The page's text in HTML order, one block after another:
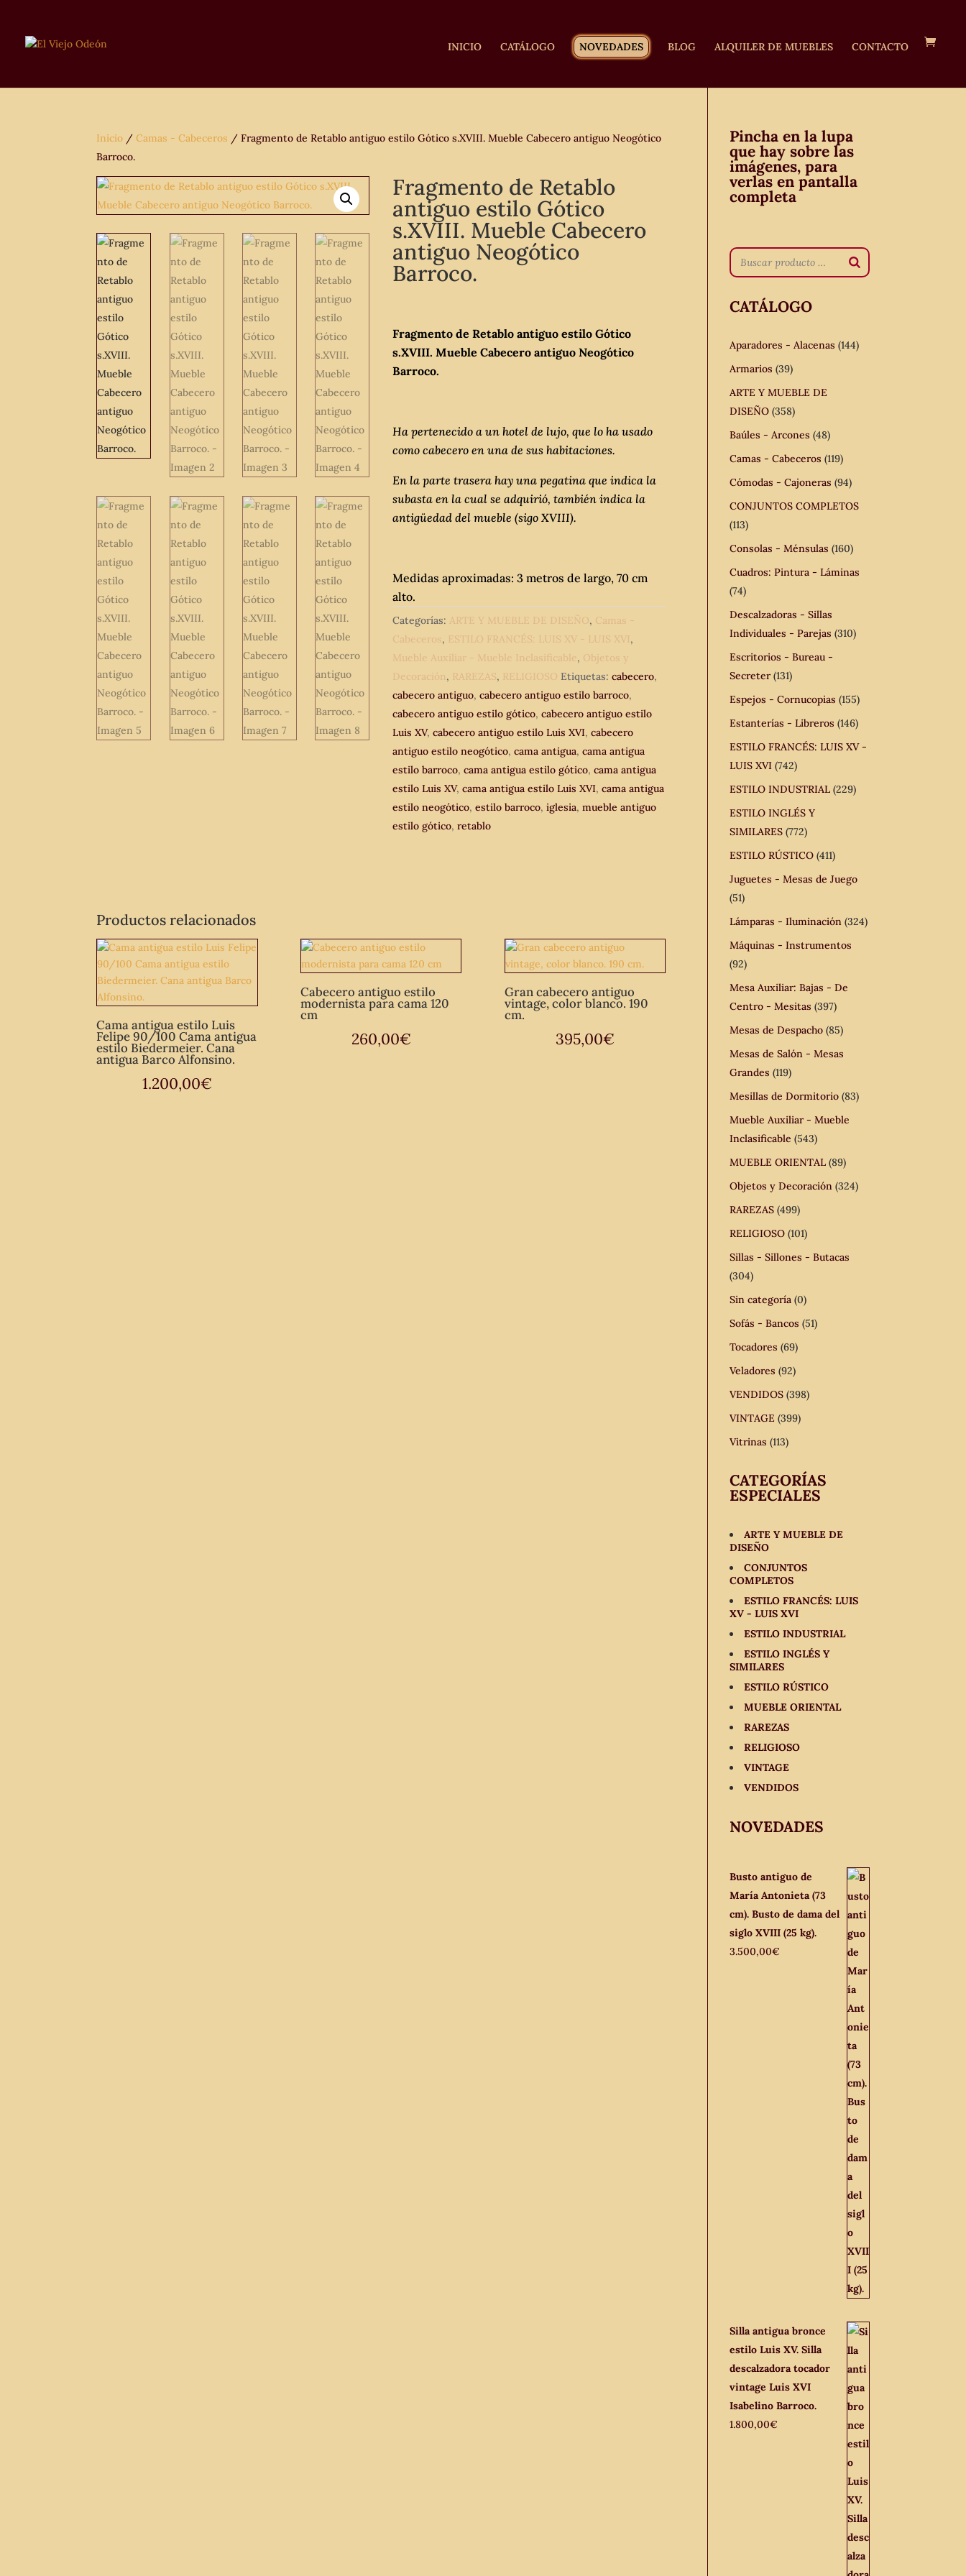
INICIO CATÁLOGO NOVEDADES BLOG ALQUILER DE MUEBLES CONTACTO
Inicio /Camas - Cabeceros / Fragmento de Retablo antiguo estilo Gótico s.XVIII. Mueble Cabecero antiguo Neogótico
Barroco.
Fragmento de Retablo
antiguo estilo Gótico
s.XVIII. Mueble Cabecero
antiguo Neogótico
Barroco.
Fragmento de Retablo antiguo estilo Gótico
s.XVIII. Mueble Cabecero antiguo Neogótico
Barroco.
Ha pertenecido a un hotel de lujo, que lo ha usado
como cabecero en una de sus habitaciones.
En la parte trasera hay una pegatina que indica la
subasta en la cual se adquirió, también indica la
antigüedad del mueble (sigo XVIII).
Medidas aproximadas: 3 metros de largo, 70 cm
alto.
Categorías: ARTE Y MUEBLE DE DISEÑO, Camas -
Cabeceros, ESTILO FRANCÉS: LUIS XV - LUIS XVI,
Mueble Auxiliar - Mueble Inclasificable, Objetos y
Decoración, RAREZAS, RELIGIOSO Etiquetas:cabecero,
cabecero antiguo,cabecero antiguo estilo barroco,
cabecero antiguo estilo gótico,cabecero antiguo estilo
Luis XV,cabecero antiguo estilo Luis XVI,cabecero
antiguo estilo neogótico,cama antigua,cama antigua
estilo barroco,cama antigua estilo gótico,cama antigua
estilo Luis XV,cama antigua estilo Luis XVI,cama antigua
estilo neogótico,estilo barroco,iglesia,mueble antiguo
estilo gótico,retablo
Productos relacionados
Cama antigua estilo Luis
Felipe 90/100 Cama antigua
estilo Biedermeier. Cana
antigua Barco Alfonsino.
1.200,00€
Cabecero antiguo estilo
modernista para cama 120
cm
260,00€
Gran cabecero antiguo
vintage, color blanco. 190
cm.
395,00€
Pincha en la lupa
que hay sobre las
imágenes, para
verlas en pantalla
completa
CATÁLOGO
Aparadores - Alacenas (144)
Armarios (39)
ARTE Y MUEBLE DE
DISEÑO (358)
Baúles - Arcones (48)
Camas - Cabeceros (119)
Cómodas - Cajoneras (94)
CONJUNTOS COMPLETOS
(113)
Consolas - Ménsulas (160)
Cuadros: Pintura - Láminas
(74)
Descalzadoras - Sillas
Individuales - Parejas (310)
Escritorios - Bureau -
Secreter (131)
Espejos - Cornucopias (155)
Estanterías - Libreros (146)
ESTILO FRANCÉS: LUIS XV -
LUIS XVI (742)
ESTILO INDUSTRIAL (229)
ESTILO INGLÉS Y
SIMILARES (772)
ESTILO RÚSTICO (411)
Juguetes - Mesas de Juego
(51)
Lámparas - Iluminación (324)
Máquinas - Instrumentos
(92)
Mesa Auxiliar: Bajas - De
Centro - Mesitas (397)
Mesas de Despacho (85)
Mesas de Salón - Mesas
Grandes (119)
Mesillas de Dormitorio (83)
Mueble Auxiliar - Mueble
Inclasificable (543)
MUEBLE ORIENTAL (89)
Objetos y Decoración (324)
RAREZAS (499)
RELIGIOSO (101)
Sillas - Sillones - Butacas
(304)
Sin categoría (0)
Sofás - Bancos (51)
Tocadores (69)
Veladores (92)
VENDIDOS (398)
VINTAGE (399)
Vitrinas (113)
CATEGORÍAS
ESPECIALES
ARTE Y MUEBLE DE
DISEÑO
CONJUNTOS
COMPLETOS
ESTILO FRANCÉS: LUIS
XV - LUIS XVI
ESTILO INDUSTRIAL
ESTILO INGLÉS Y
SIMILARES
ESTILO RÚSTICO
MUEBLE ORIENTAL
RAREZAS
RELIGIOSO
VINTAGE
VENDIDOS
NOVEDADES
Busto antiguo de
María Antonieta (73
cm). Busto de dama del
siglo XVIII (25 kg).
3.500,00€
Silla antigua bronce
estilo Luis XV. Silla
descalzadora tocador
vintage Luis XVI
Isabelino Barroco.
1.800,00€